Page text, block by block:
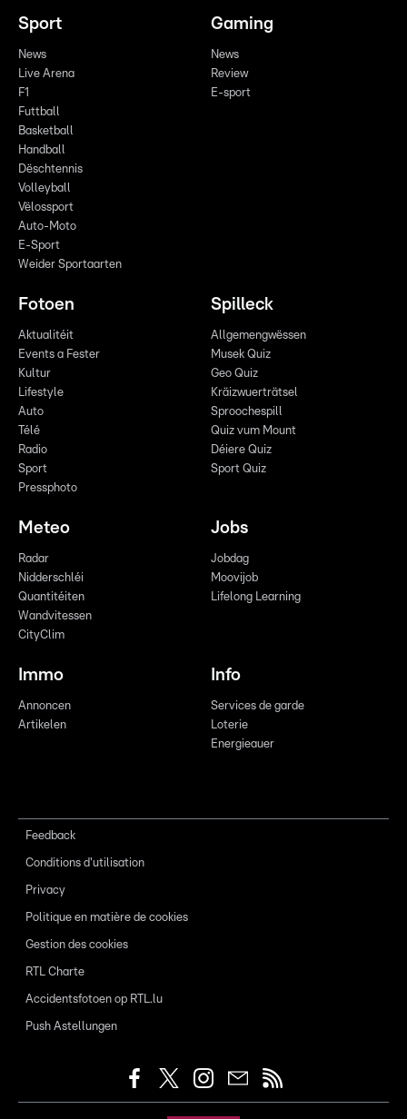
Sport
News
Live Arena
F1
Futtball
Basketball
Handball
Dëschtennis
Volleyball
Vëlossport
Auto-Moto
E-Sport
Weider Sportaarten
Gaming
News
Review
E-sport
Fotoen
Aktualitéit
Events a Fester
Kultur
Lifestyle
Auto
Télé
Radio
Sport
Pressphoto
Spilleck
Allgemengwëssen
Musek Quiz
Geo Quiz
Kräizwuerträtsel
Sproochespill
Quiz vum Mount
Déiere Quiz
Sport Quiz
Meteo
Radar
Nidderschléi
Quantitéiten
Wandvitessen
CityClim
Jobs
Jobdag
Moovijob
Lifelong Learning
Immo
Annoncen
Artikelen
Info
Services de garde
Loterie
Energieauer
Feedback
Conditions d'utilisation
Privacy
Politique en matière de cookies
Gestion des cookies
RTL Charte
Accidentsfotoen op RTL.lu
Push Astellungen